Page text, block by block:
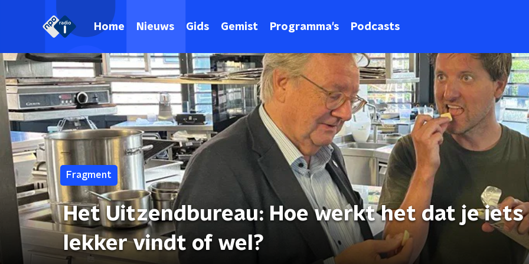
Home Nieuws Gids Gemist Programma's Podcasts
Fragment
Het Uitzendbureau: Hoe werkt het dat je
lekker vindt of wel?